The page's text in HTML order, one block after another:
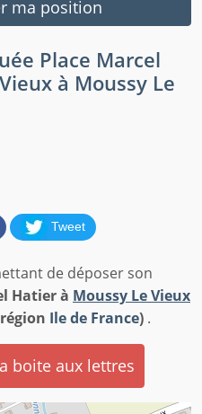
ma position
Place Marcel
à Moussy Le
Tweet
de déposer son
Hatier à Moussy Le Vieux
Ile de France) .
boite aux lettres